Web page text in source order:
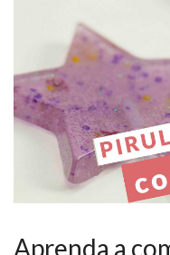
Aprenda a